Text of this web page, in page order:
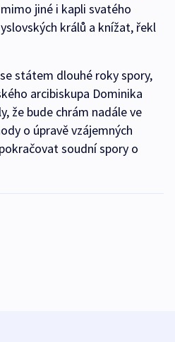
jiné i kapli svatého
králů a knížat, řekl
státem dlouhé roky spory,
arcibiskupa Dominika
že bude chrám nadále ve
o úpravě vzájemných
soudní spory o